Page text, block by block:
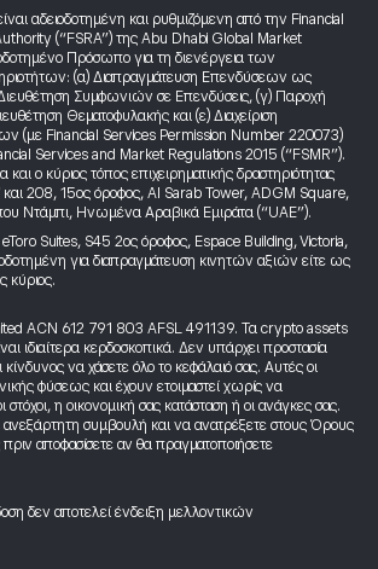
αδειοδοτημένη και ρυθμιζόμενη από την Financial
(“FSRA”) της Abu Dhabi Global Market
Πρόσωπο για τη διενέργεια των
(α) Διαπραγμάτευση Επενδύσεων ως
Συμφωνιών σε Επενδύσεις, (γ) Παροχή
Θεματοφυλακής και (ε) Διαχείριση
(με Financial Services Permission Number 220073)
Services and Market Regulations 2015 (“FSMR”).
ο κύριος τόπος επιχειρηματικής δραστηριότητας
και 208, 15ος όροφος, Al Sarab Tower, ADGM Square,
Ντάμπι, Ηνωμένα Αραβικά Εμιράτα (“UAE”).
Suites, S45 2ος όροφος, Espace Building, Victoria,
για διαπραγμάτευση κινητών αξιών είτε ως
κύριος.
ACN 612 791 803 AFSL 491139. Τα crypto assets
ιδιαίτερα κερδοσκοπικά. Δεν υπάρχει προστασία
να χάσετε όλο το κεφάλαιό σας. Αυτές οι
φύσεως και έχουν ετοιμαστεί χωρίς να
η οικονομική σας κατάσταση ή οι ανάγκες σας.
συμβουλή και να ανατρέξετε στους Όρους
αποφασίσετε αν θα πραγματοποιήσετε
δεν αποτελεί ένδειξη μελλοντικών